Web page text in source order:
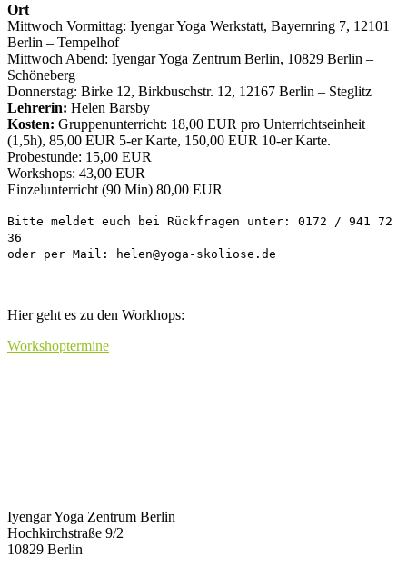
Ort
Mittwoch Vormittag: Iyengar Yoga Werkstatt, Bayernring 7, 12101
Berlin – Tempelhof
Mittwoch Abend: Iyengar Yoga Zentrum Berlin, 10829 Berlin –
Schöneberg
Donnerstag: Birke 12, Birkbuschstr. 12, 12167 Berlin – Steglitz
Lehrerin: Helen Barsby
Kosten: Gruppenunterricht: 18,00 EUR pro Unterrichtseinheit
(1,5h), 85,00 EUR 5-er Karte, 150,00 EUR 10-er Karte.
Probestunde: 15,00 EUR
Workshops: 43,00 EUR
Einzelunterricht (90 Min) 80,00 EUR
Bitte meldet euch bei Rückfragen unter: 0172 / 941 72
36
oder per Mail: helen@yoga-skoliose.de
Hier geht es zu den Workhops:
Workshoptermine
Iyengar Yoga Zentrum Berlin
Hochkirchstraße 9/2
10829 Berlin